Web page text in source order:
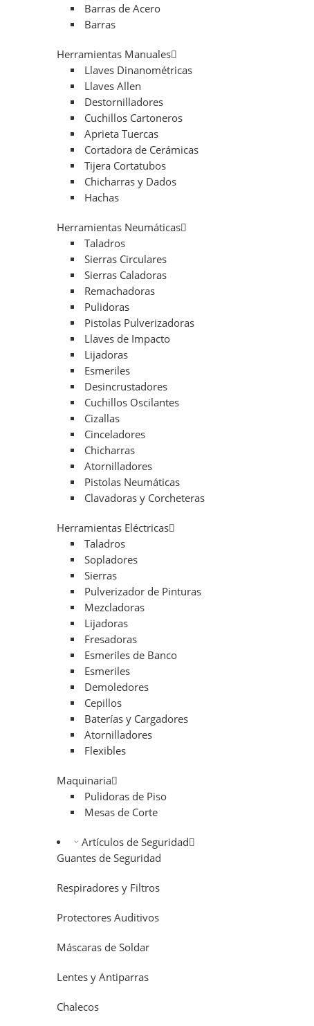
Barras de Acero
Barras
Herramientas Manuales
Llaves Dinanométricas
Llaves Allen
Destornilladores
Cuchillos Cartoneros
Aprieta Tuercas
Cortadora de Cerámicas
Tijera Cortatubos
Chicharras y Dados
Hachas
Herramientas Neumáticas
Taladros
Sierras Circulares
Sierras Caladoras
Remachadoras
Pulidoras
Pistolas Pulverizadoras
Llaves de Impacto
Lijadoras
Esmeriles
Desincrustadores
Cuchillos Oscilantes
Cizallas
Cinceladores
Chicharras
Atornilladores
Pistolas Neumáticas
Clavadoras y Corcheteras
Herramientas Eléctricas
Taladros
Sopladores
Sierras
Pulverizador de Pinturas
Mezcladoras
Lijadoras
Fresadoras
Esmeriles de Banco
Esmeriles
Demoledores
Cepillos
Baterías y Cargadores
Atornilladores
Flexibles
Maquinaria
Pulidoras de Piso
Mesas de Corte
Artículos de Seguridad
Guantes de Seguridad
Respiradores y Filtros
Protectores Auditivos
Máscaras de Soldar
Lentes y Antiparras
Chalecos